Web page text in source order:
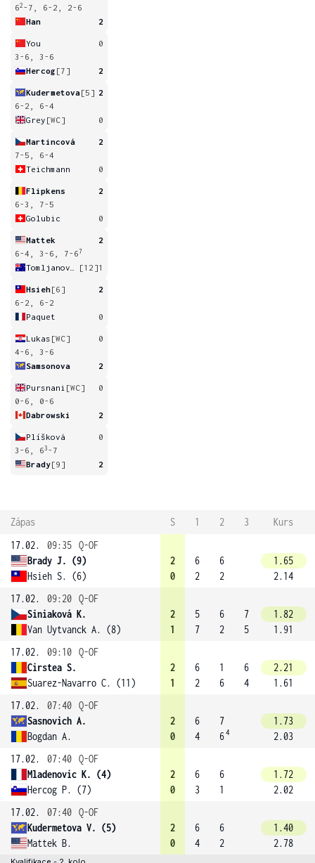
62 -7, 6-2, 2-6
Han
2
You
0
3-6, 3-6
Hercog [7] 2
Kudermetova[5] 2
6-2, 6-4
Grey [WC] 0
Martincová
2
7-5, 6-4
Teichmann
0
Flipkens
2
6-3, 7-5
Golubic
0
Mattek
2
6-4, 3-6, 7-67
[12]1
Hsieh[6]
2
6-2, 6-2
Paquet
0
Lukas [WC]
0
4-6, 3-6
Samsonova
2
Pursnani [WC]
0
0-6, 0-6
Dabrowski
2
Plíšková
0
3-6, 63 -7
Brady[9] 2
Zápas S 1 2 3
Kurs
17.02.
09:35 Q-OF
Brady J. (9)
Hsieh S. (6)
2
0
6
2
6
2
1.65
2.14
17.02.
09:20 Q-OF
Siniaková K.
Van Uytvanck A. (8)
2
1
5
7
6
2
7
5
1.82
1.91
17.02.
09:10 Q-OF
Cirstea S.
Suarez-Navarro C. (11)
2
1
6
2
1
6
6
4
2.21
1.61
17.02.
07:40 Q-OF
Sasnovich A.
Bogdan A.
2
0
6
4
7
64
1.73
2.03
17.02.
07:40 Q-OF
Mladenovic K. (4)
Hercog P. (7)
2
0
6
3
6
1
1.72
2.02
17.02.
07:40 Q-OF
Kudermetova V. (5)
Mattek B.
2
0
6
4
6
2
1.40
2.78